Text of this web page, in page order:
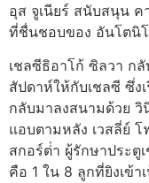
อุส จูเนียร์ สนับสนุน ค
ที่ชื่นชอบของ อันโตนิโ
เชลซีธิอาโก้ ซิลวา ก
สัปดาห์ให้กับเชลซี ซึ่ง
กลับมาลงสนามด้วย วิ
แอบตามหลัง เวสลี่ย์
สกอร์ต่ํา ผู้รักษาประตู
คือ 1 ใน 8 ลูกที่ยิงเข้า